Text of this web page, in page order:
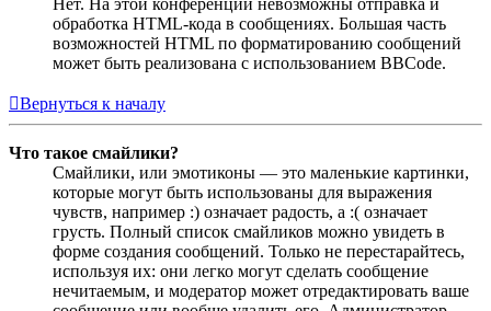
обработка HTML-кода в сообщениях. Большая часть
возможностей HTML по форматированию сообщений
может быть реализована с использованием BBCode.
Вернуться к началу
Что такое смайлики?
Смайлики, или эмотиконы — это маленькие картинки,
которые могут быть использованы для выражения
чувств, например :) означает радость, а :( означает
грусть. Полный список смайликов можно увидеть в
форме создания сообщений. Только не перестарайтесь,
используя их: они легко могут сделать сообщение
нечитаемым, и модератор может отредактировать ваше